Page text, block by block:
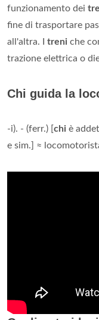
funzionamento dei
fine di trasportare
all'altra. I treni che
trazione elettrica o
Chi guida la
-i). - (ferr.) [ chi è
e sim.] ≈